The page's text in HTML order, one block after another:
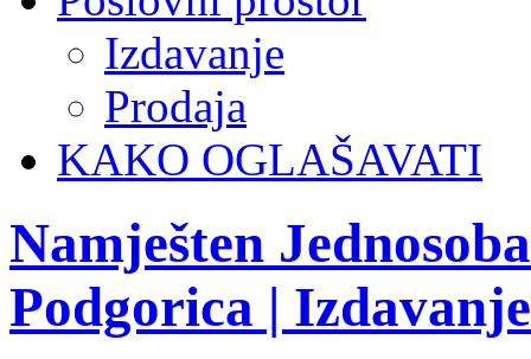
Izdavanje
Prodaja
KAKO OGLAŠAVATI
Namješten
Podgorica |